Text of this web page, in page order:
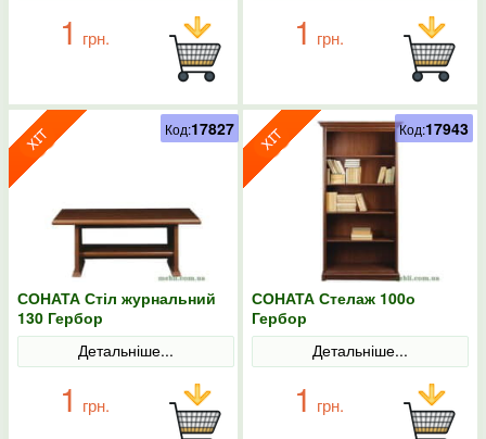
1 грн. 1 грн.
СОНАТА Стіл журнальний
130 Гербор
Детальніше...
1 грн.
Код:17827
СОНАТА Стелаж 100о
Гербор
Детальніше...
1 грн.
Код:17943